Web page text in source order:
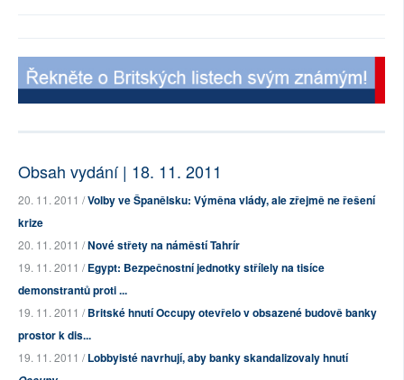
Obsah vydání | 18. 11. 2011
20. 11. 2011 /Volby ve Španělsku: Výměna vlády, ale zřejmě ne řešení
krize
20. 11. 2011 /Nové střety na náměstí Tahrír
19. 11. 2011 /Egypt: Bezpečnostní jednotky střílely na tisíce
demonstrantů proti ...
19. 11. 2011 /Britské hnutí Occupy otevřelo v obsazené budově banky
prostor k dis...
19. 11. 2011 /Lobbyisté navrhují, aby banky skandalizovaly hnutí